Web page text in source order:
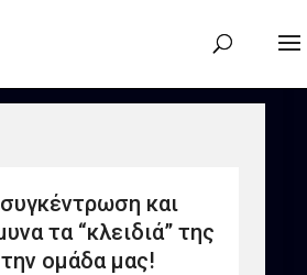
και
τα “κλειδιά” της
την ομάδα μας!